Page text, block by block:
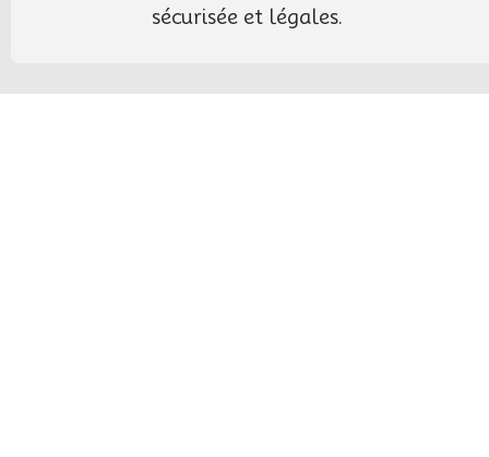
sécurisée et légales.